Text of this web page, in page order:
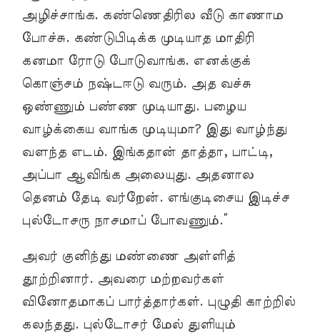
அழிச்சாங்க. கண்ணெதிரில வீடு காணாம
போச்சு. கண்டுபிடிக்க முடியாத மாதிரி
கனமா ரோடு போடுவாங்க. எனக்குக்
கொஞ்சம் நஷ்டஈடு வரும். அத வச்சு
ஒண்ணும் பண்ண முடியாது. பழைய
வாழ்க்கைய வாங்க முடியுமா? இது வாழ்ந்து
வளந்த எடம். இங்கதான் தாத்தா, பாட்டி,
அப்பா ஆவிங்க அலையுது. அதனால
தெனம் தேடி வர்றேன். எங்குடிசைய இடிச்ச
புல்டோசரு நாசமாப் போவணும்.”
அவர் குனிந்து மண்ணை அள்ளித்
தூற்றினார். அவரை மற்றவர்கள்
வினோதமாகப் பார்த்தார்கள். புழுதி காற்றில்
கலந்தது. புல்டோசர் மேல் துளியும்